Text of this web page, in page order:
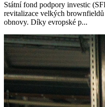
Státní fond podpory investic
revitalizace velkých
obnovy. Díky evropské p...